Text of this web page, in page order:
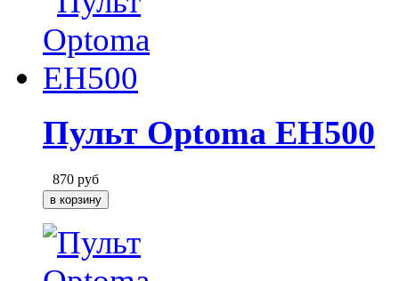
Пульт Optoma EH500
870 руб